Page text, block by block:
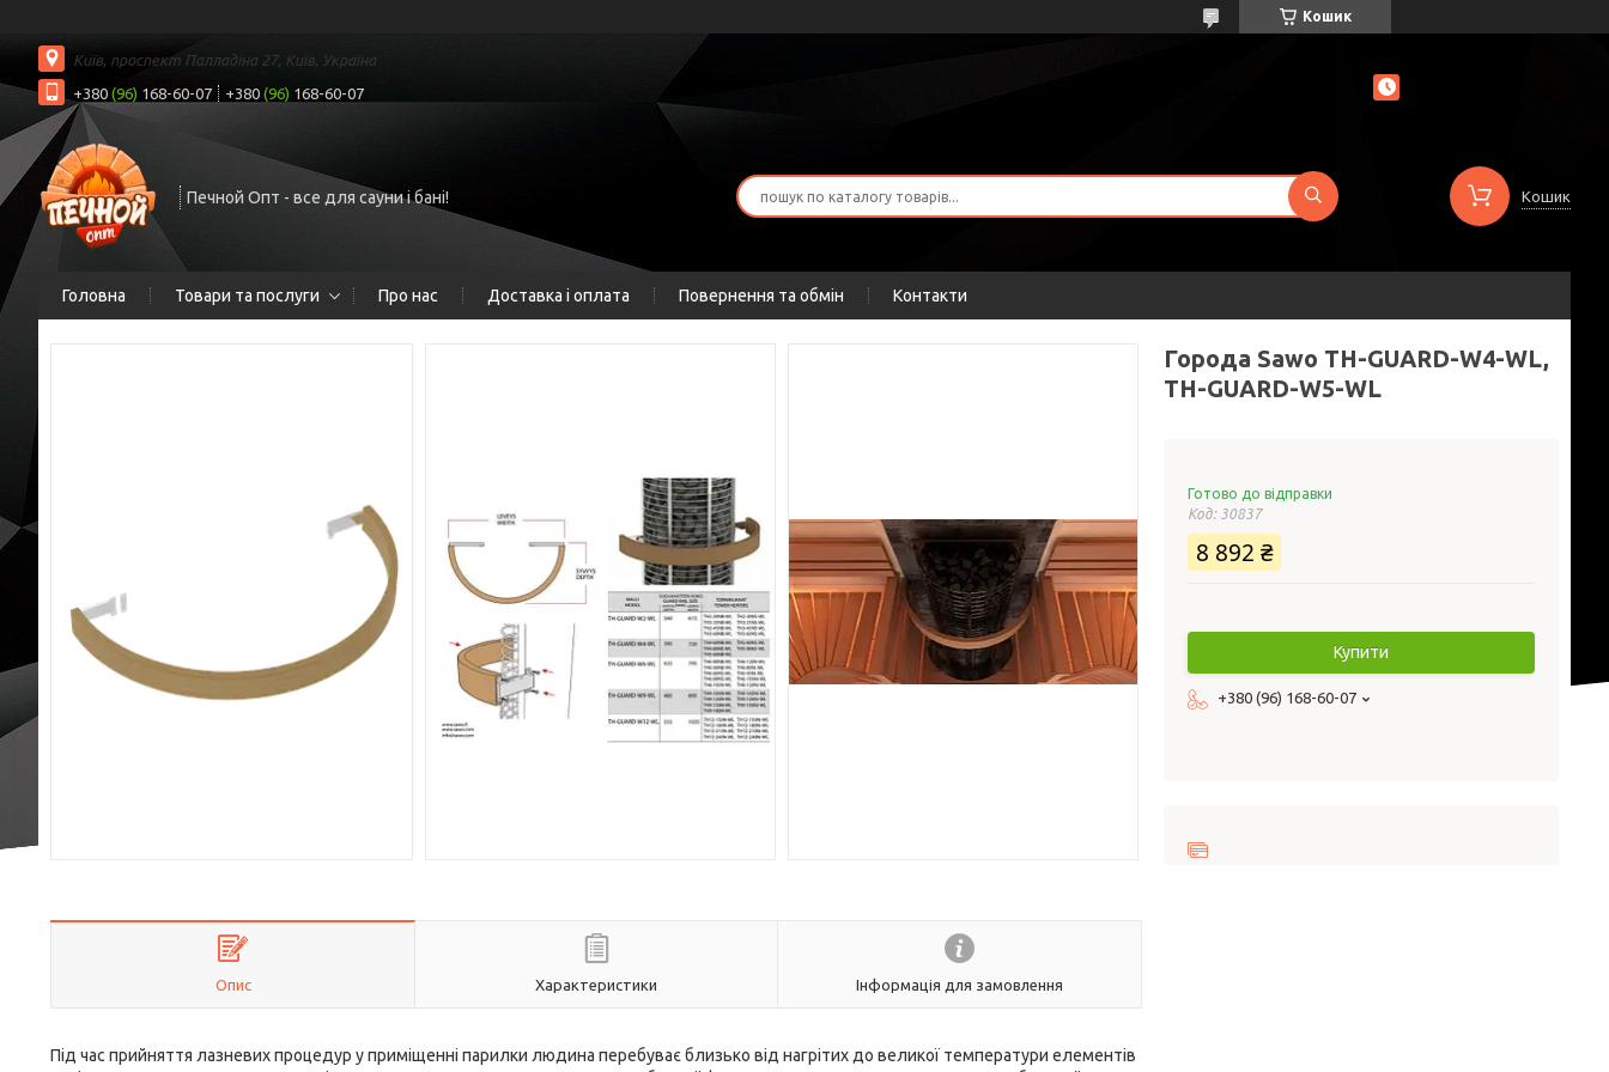
Кошик
Київ, проспект Палладіна 27, Київ, Україна
+380 (96) 168-60-07 +380 (96) 168-60-07
Печной Опт - все для сауни і бані! Кошик
Головна Товари та послуги Про нас Доставка і оплата Повернення та обмін Контакти
Опис Характеристики Інформація для замовлення
Під час прийняття лазневих процедур у приміщенні парилки людина перебуває близько від нагрітих до великої температури елементів
Города Sawo TH-GUARD-W4-WL,
TH-GUARD-W5-WL
Готово до відправки
Код: 30837
8 892 ₴
Купити
+380 (96) 168-60-07